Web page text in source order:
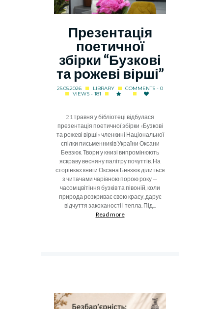
Презентація
поетичної
збірки “Бузкові
та рожеві вірші”
25.05.2026 LIBRARY
COMMENTS - 0
VIEWS - 181
21 травня у бібліотеці відбулася
презентація поетичної збірки «Бузкові
та рожеві вірші» членкині Національної
спілки письменників України Оксани
Бевзюк. Твори у книзі випромінюють
яскраву весняну палітру почуттів. На
сторінках книги Оксана Бевзюк ділиться
з читачами чарівною порою року —
часом цвітіння бузків та півоній, коли
природа розкриває свою красу, дарує
відчуття закоханості і тепла. Під...
Read more